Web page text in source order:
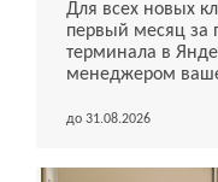
Для всех новых
первый месяц за
терминала в
менеджером
до 31.08.2026